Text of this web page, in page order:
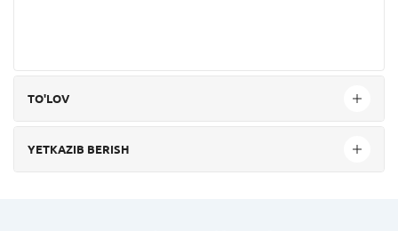
TO'LOV
YETKAZIB BERISH